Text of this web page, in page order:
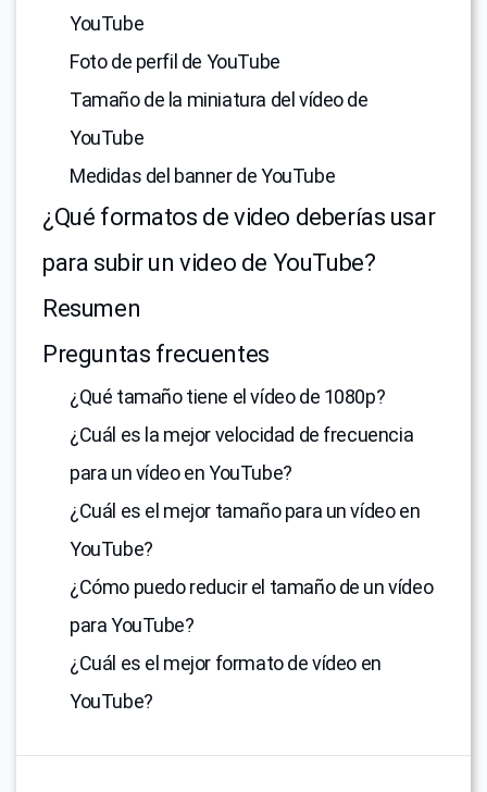
YouTube
Foto de perfil de YouTube
Tamaño de la miniatura del vídeo de
YouTube
Medidas del banner de YouTube
¿Qué formatos de video deberías usar
para subir un video de YouTube?
Resumen
Preguntas frecuentes
¿Qué tamaño tiene el vídeo de 1080p?
¿Cuál es la mejor velocidad de frecuencia
para un vídeo en YouTube?
¿Cuál es el mejor tamaño para un vídeo en
YouTube?
¿Cómo puedo reducir el tamaño de un vídeo
para YouTube?
¿Cuál es el mejor formato de vídeo en
YouTube?